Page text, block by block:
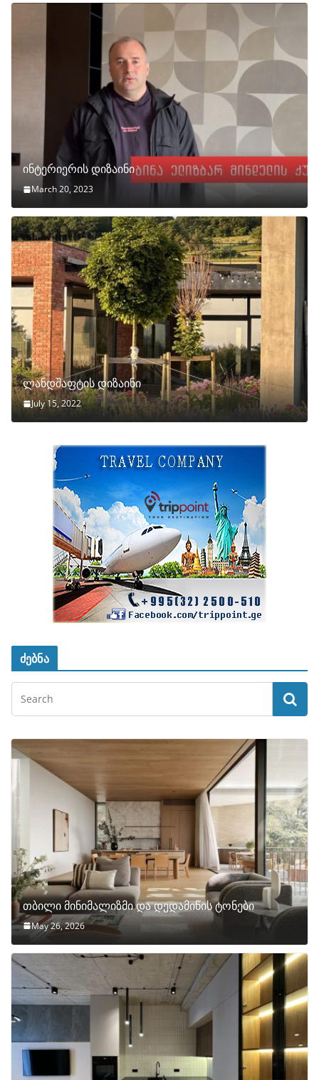
ინტერიერის დიზაინი
March 20, 2023
ლანდშაფტის დიზაინი
July 15, 2022
ძებნა
თბილი მინიმალიზმი და დედამიწის ტონები
May 26, 2026